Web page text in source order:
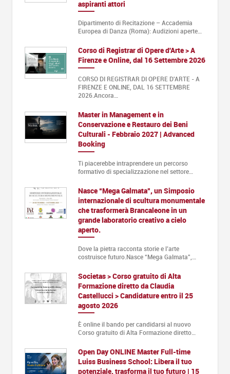
aspiranti attori
Dipartimento di Recitazione – Accademia
Europea di Danza (Roma): Audizioni aperte…
Corso di Registrar di Opere d'Arte > A
Firenze e Online, dal 16 Settembre 2026
CORSO DI REGISTRAR DI OPERE D'ARTE - A
FIRENZE E ONLINE, DAL 16 SETTEMBRE
2026.Ancora…
Master in Management e in
Conservazione e Restauro dei Beni
Culturali - Febbraio 2027 | Advanced
Booking
Ti piacerebbe intraprendere un percorso
formativo di specializzazione nel settore…
Nasce “Mega Galmata”, un Simposio
internazionale di scultura monumentale
che trasformerà Brancaleone in un
grande laboratorio creativo a cielo
aperto.
Dove la pietra racconta storie e l’arte
costruisce futuro.Nasce “Mega Galmata”,…
Societas > Corso gratuito di Alta
Formazione diretto da Claudia
Castellucci > Candidature entro il 25
agosto 2026
È online il bando per candidarsi al nuovo
Corso gratuito di Alta Formazione diretto…
Open Day ONLINE Master Full-time
Luiss Business School: Libera il tuo
potenziale, trasforma il tuo futuro | 15